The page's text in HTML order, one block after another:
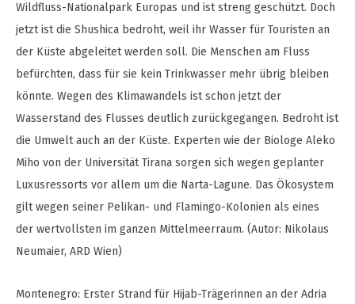
Wildfluss-Nationalpark Europas und ist streng geschützt. Doch
jetzt ist die Shushica bedroht, weil ihr Wasser für Touristen an
der Küste abgeleitet werden soll. Die Menschen am Fluss
befürchten, dass für sie kein Trinkwasser mehr übrig bleiben
könnte. Wegen des Klimawandels ist schon jetzt der
Wasserstand des Flusses deutlich zurückgegangen. Bedroht ist
die Umwelt auch an der Küste. Experten wie der Biologe Aleko
Miho von der Universität Tirana sorgen sich wegen geplanter
Luxusressorts vor allem um die Narta-Lagune. Das Ökosystem
gilt wegen seiner Pelikan- und Flamingo-Kolonien als eines
der wertvollsten im ganzen Mittelmeerraum. (Autor: Nikolaus
Neumaier, ARD Wien)
Montenegro: Erster Strand für Hijab-Trägerinnen an der Adria